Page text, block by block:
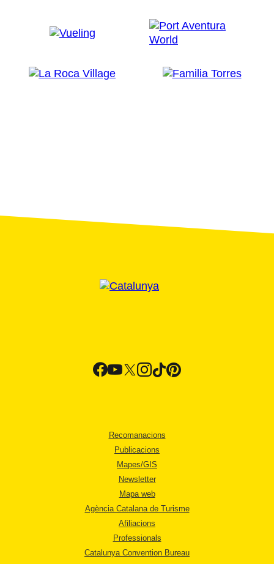
Recomanacions
Publicacions
Mapes/GIS
Newsletter
Mapa web
Agència Catalana de Turisme
Afiliacions
Professionals
Catalunya Convention Bureau